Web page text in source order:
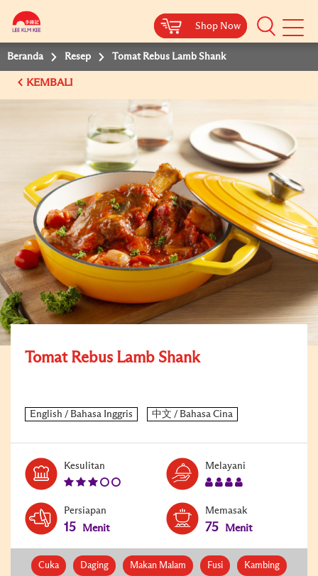
Shop Now
Shop Now
Beranda Resep Tomat Rebus Lamb Shank
KEMBALI
Tomat Rebus Lamb Shank
Kesulitan Melayani
Persiapan
15 Menit
Memasak
75 Menit
Cuka Daging Makan Malam Fusi Kambing